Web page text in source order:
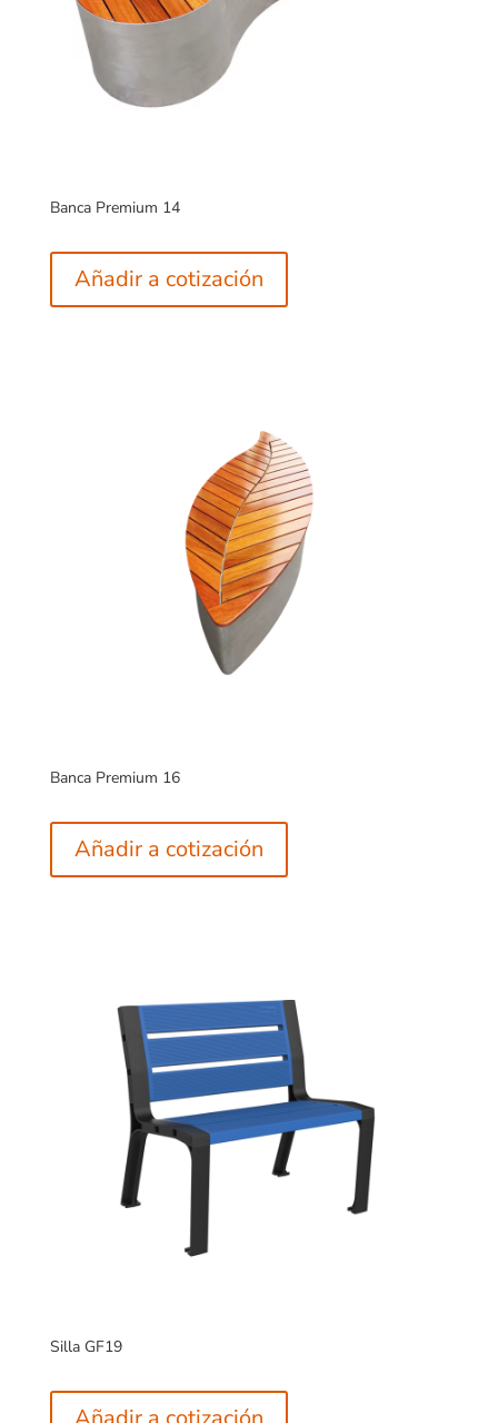
Banca Premium 14
Añadir a cotización
Banca Premium 16
Añadir a cotización
Silla GF19